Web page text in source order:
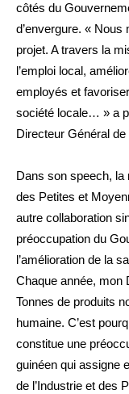
côtés du
d’envergure. « Nous
projet. A travers la
l’emploi local,
employés et
société locale… » a
Directeur Général de
Dans son speech, la
des Petites et
autre collaboration
préoccupation du
l’amélioration de la
Chaque année, mon
Tonnes de produits
humaine. C’est
constitue une
guinéen qui assigne
de l’Industrie et des